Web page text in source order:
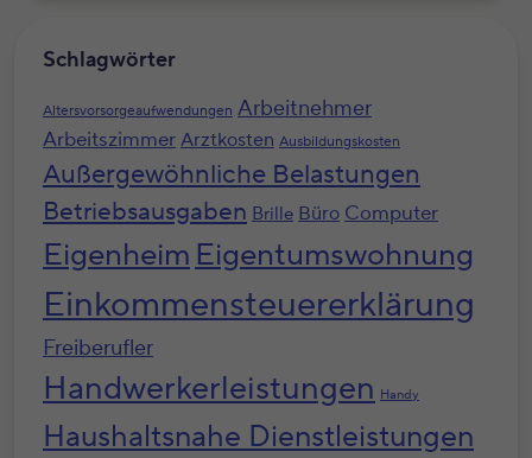
Schlagwörter
Altersvorsorgeaufwendungen Arbeitnehmer
Arbeitszimmer Arztkosten Ausbildungskosten
Außergewöhnliche Belastungen
Betriebsausgaben Brille Büro Computer
Eigenheim Eigentumswohnung
Einkommensteuererklärung
Freiberufler
Handwerkerleistungen Handy
Haushaltsnahe Dienstleistungen